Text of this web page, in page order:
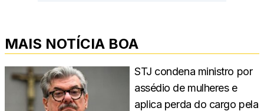
MAIS NOTÍCIA BOA
STJ condena ministro por
assédio de mulheres e
aplica perda do cargo pela